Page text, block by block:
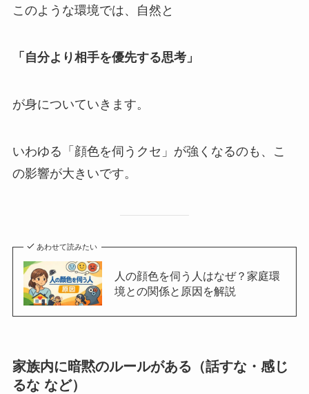
このような環境では、自然と
「自分より相手を優先する思考」
が身についていきます。
いわゆる「顔色を伺うクセ」が強くなるのも、こ
の影響が大きいです。
あわせて読みたい
人の顔色を伺う人はなぜ？家庭環
境との関係と原因を解説
家族内に暗黙のルールがある（話すな・感じ
るな など）